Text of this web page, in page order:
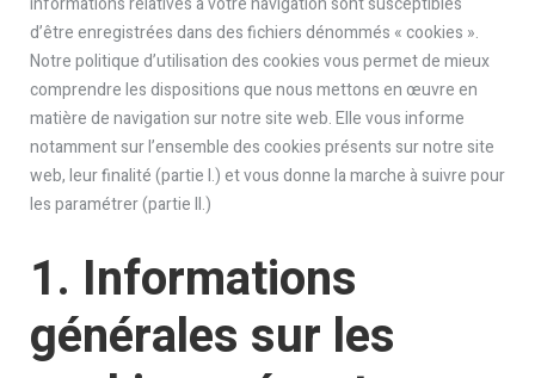
d’être enregistrées dans des fichiers dénommés « cookies ».
Notre politique d’utilisation des cookies vous permet de mieux
comprendre les dispositions que nous mettons en œuvre en
matière de navigation sur notre site web. Elle vous informe
notamment sur l’ensemble des cookies présents sur notre site
web, leur finalité (partie I.) et vous donne la marche à suivre pour
les paramétrer (partie II.)
1. Informations
générales sur les